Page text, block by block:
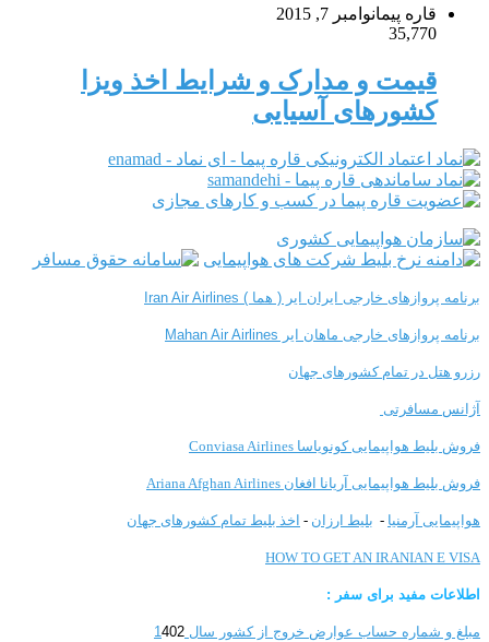
قاره پیمانوامبر 7, 2015
35,770
قیمت و مدارک و شرایط اخذ ویزا
کشورهای آسیایی
برنامه پروازهای خارجی ایران ایر ( هما ) Iran Air Airlines
برنامه پروازهای خارجی ماهان ایر Mahan Air Airlines
رزرو هتل در تمام کشورهای جهان
آژانس مسافرتی
فروش بلیط هواپیمایی کونویاسا Conviasa Airlines
فروش بلیط هواپیمایی آریانا افغان Ariana Afghan Airlines
هواپیمایی آرمنیا - بلیط ارزان - اخذ بلیط تمام کشورهای جهان
HOW TO GET AN IRANIAN E VISA
اطلاعات مفید برای سفر :
مبلغ و شماره حساب عوارض خروج از کشور سال 1 402